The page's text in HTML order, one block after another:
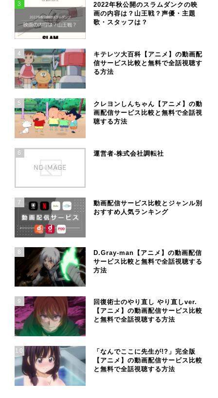
3
2022年秋公開のスラムダンクの映
画の内容は？山王戦？声優・主題
歌・スタッフは？
4
キテレツ大百科【アニメ】の動画配
信サービス比較と無料で全話視聴す
る方法
5
クレヨンしんちゃん【アニメ】の動
画配信サービス比較と無料で全話視
聴する方法
6 運営者-株式会社調転社
7
動画配信サービス比較とジャンル別
おすすめ人気ランキング
8
D.Gray-man【アニメ】の動画配信
サービス比較と無料で全話視聴する
方法
9
回復術士のやり直し やり直しver.
【アニメ】の動画配信サービス比較
と無料で全話視聴する方法
10
「なんでここに先生が!?」完全版
【アニメ】の動画配信サービス比較
と無料で全話視聴する方法